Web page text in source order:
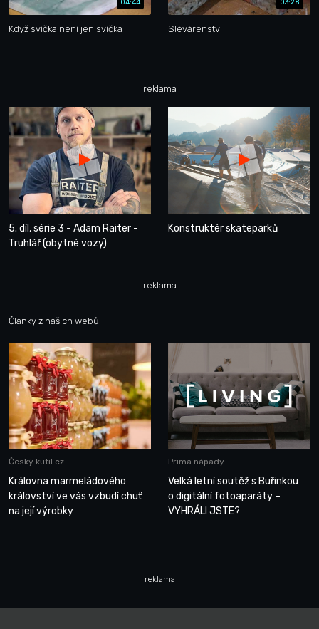
04:44
Když svíčka není jen svíčka
03:28
Slévárenství
reklama
5. díl, série 3 - Adam Raiter -
Truhlář (obytné vozy)
Konstruktér skateparků
reklama
Články z našich webů
Český kutil.cz
Královna marmeládového
království ve vás vzbudí chuť
na její výrobky
Prima nápady
Velká letní soutěž s Buřinkou
o digitální fotoaparáty –
VYHRÁLI JSTE?
reklama